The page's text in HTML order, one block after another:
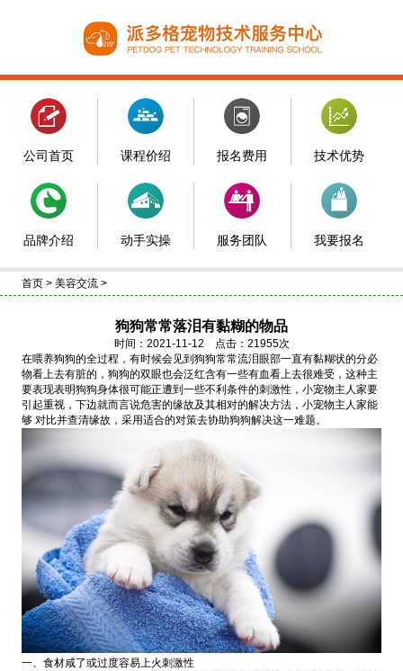
公司首页 课程价绍 报名费用 技术优势
品牌介绍 动手实操 服务团队 我要报名
首页 > 美容交流 >
狗狗常常落泪有黏糊的物品
时间：2021-11-12 点击：21955次
在喂养狗狗的全过程，有时候会见到狗狗常常流泪眼部一直有黏糊状的分必
物看上去有脏的，狗狗的双眼也会泛红含有一些有血看上去很难受，这种主
要表现表明狗狗身体很可能正遭到一些不利条件的刺激性，小宠物主人家要
引起重视，下边就而言说危害的缘故及其相对的解决方法，小宠物主人家能
够 对比并查清缘故，采用适合的对策去协助狗狗解决这一难题。
一、食材咸了或过度容易上火刺激性